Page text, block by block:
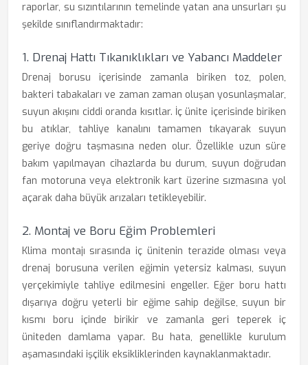
raporlar, su sızıntılarının temelinde yatan ana unsurları şu
şekilde sınıflandırmaktadır:
1. Drenaj Hattı Tıkanıklıkları ve Yabancı Maddeler
Drenaj borusu içerisinde zamanla biriken toz, polen,
bakteri tabakaları ve zaman zaman oluşan yosunlaşmalar,
suyun akışını ciddi oranda kısıtlar. İç ünite içerisinde biriken
bu atıklar, tahliye kanalını tamamen tıkayarak suyun
geriye doğru taşmasına neden olur. Özellikle uzun süre
bakım yapılmayan cihazlarda bu durum, suyun doğrudan
fan motoruna veya elektronik kart üzerine sızmasına yol
açarak daha büyük arızaları tetikleyebilir.
2. Montaj ve Boru Eğim Problemleri
Klima montajı sırasında iç ünitenin terazide olması veya
drenaj borusuna verilen eğimin yetersiz kalması, suyun
yerçekimiyle tahliye edilmesini engeller. Eğer boru hattı
dışarıya doğru yeterli bir eğime sahip değilse, suyun bir
kısmı boru içinde birikir ve zamanla geri teperek iç
üniteden damlama yapar. Bu hata, genellikle kurulum
aşamasındaki işçilik eksikliklerinden kaynaklanmaktadır.